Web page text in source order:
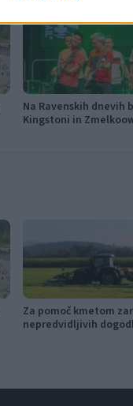
Na Ravenskih dnevih
Kingstoni in
Za pomoč kmetom
nepredvidljivih